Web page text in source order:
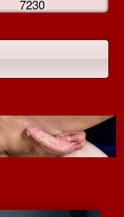
7230